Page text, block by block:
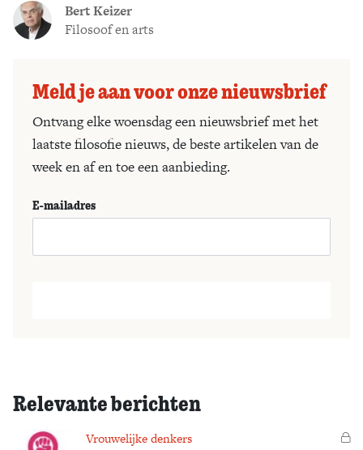
Bert Keizer
Filosoof en arts
Meld je aan voor onze nieuwsbrief
Ontvang elke woensdag een nieuwsbrief met het
laatste filosofie nieuws, de beste artikelen van de
week en af en toe een aanbieding.
E-mailadres
Relevante berichten
Vrouwelijke denkers